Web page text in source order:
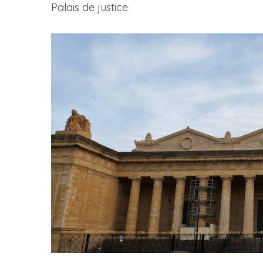
Palais de justice